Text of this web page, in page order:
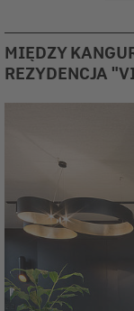
MIĘDZY
REZYDENCJA